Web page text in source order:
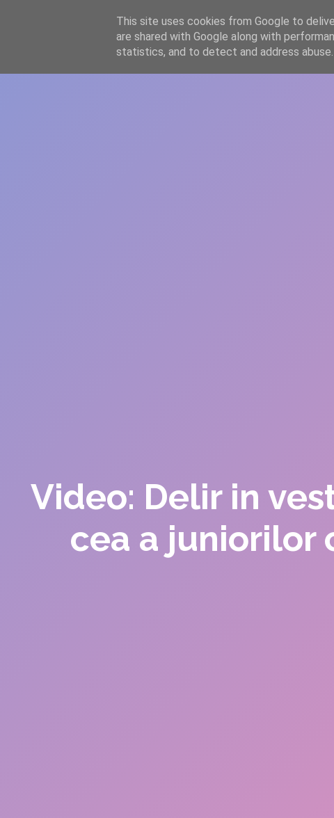
WWW.GAZISTI.RO
Video: Delir in
cea a juniorilor
This site uses cookies from Google to
are shared with Google along with
statistics, and to detect and address abuse.